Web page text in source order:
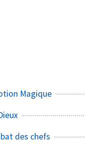
Magique
des chefs